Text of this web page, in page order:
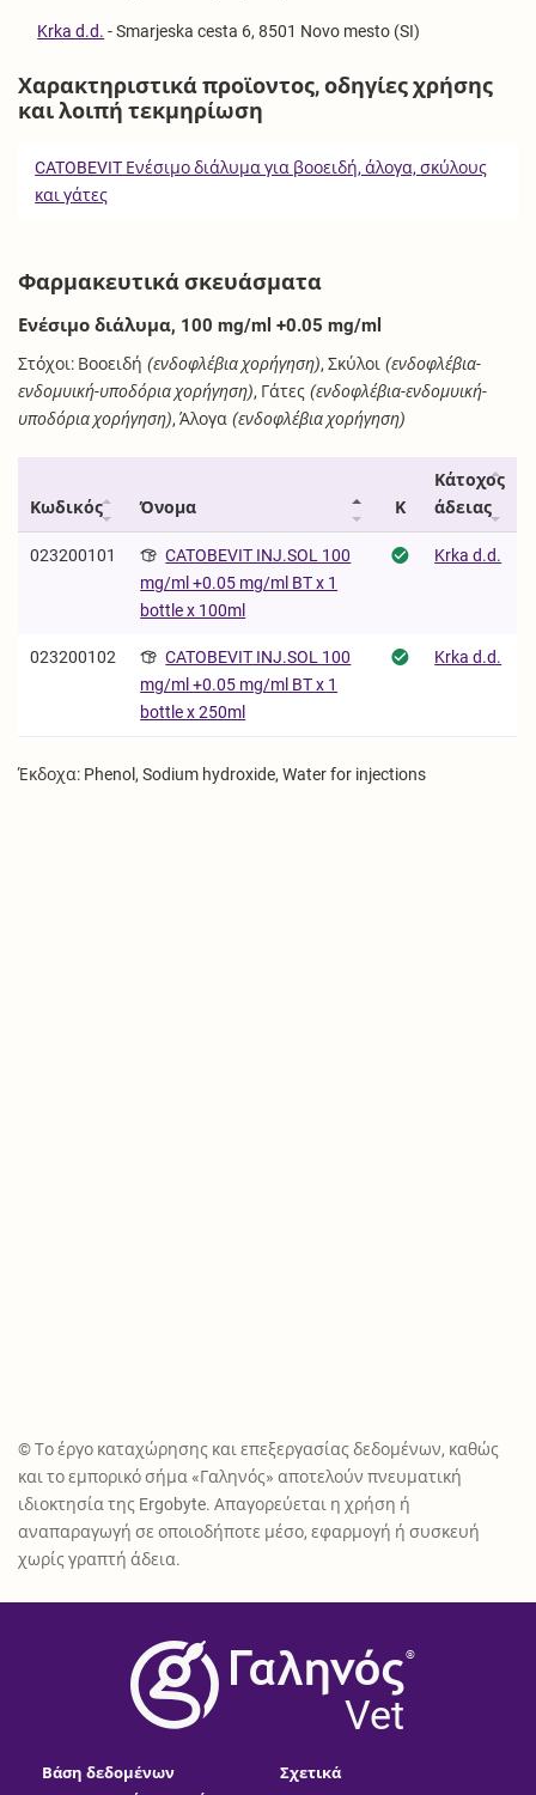
Krka d.d. -Smarjeska cesta 6, 8501 Novo mesto (SI)
Χαρακτηριστικά προϊοντος, οδηγίες χρήσης
και λοιπή τεκμηρίωση
CATOBEVIT Ενέσιμο διάλυμα για βοοειδή, άλογα, σκύλους
και γάτες
Φαρμακευτικά σκευάσματα
Ενέσιμο διάλυμα, 100 mg/ml +0.05 mg/ml
Στόχοι: Βοοειδή (ενδοφλέβια χορήγηση), Σκύλοι (ενδοφλέβια-
ενδομυική-υποδόρια χορήγηση), Γάτες (ενδοφλέβια-ενδομυική-
υποδόρια χορήγηση), Άλογα (ενδοφλέβια χορήγηση)
Κωδικός Όνομα Κ
Κάτοχος
άδειας
023200101
CATOBEVIT INJ.SOL 100
mg/ml +0.05 mg/ml BT x 1
bottle x 100ml
Krka d.d.
023200102
CATOBEVIT INJ.SOL 100
mg/ml +0.05 mg/ml BT x 1
bottle x 250ml
Krka d.d.
Έκδοχα: Phenol, Sodium hydroxide, Water for injections
© Το έργο καταχώρησης και επεξεργασίας δεδομένων, καθώς
και το εμπορικό σήμα «Γαληνός» αποτελούν πνευματική
ιδιοκτησία της Ergobyte. Απαγορεύεται η χρήση ή
αναπαραγωγή σε οποιοδήποτε μέσο, εφαρμογή ή συσκευή
χωρίς γραπτή άδεια.
®
Vet
Βάση δεδομένων
Σχετικά